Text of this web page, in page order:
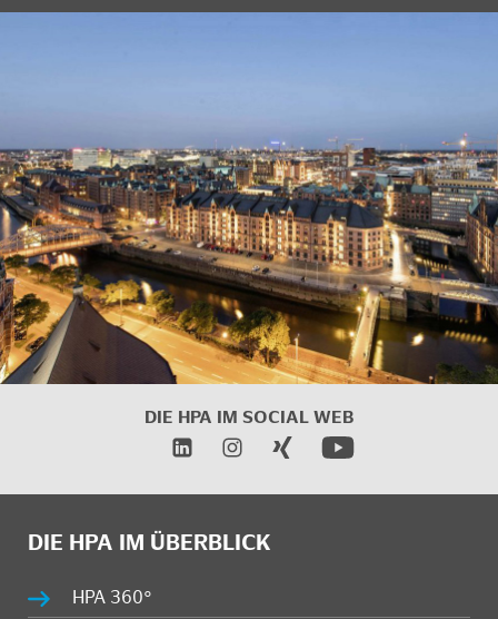
DIE HPA IM SOCIAL WEB
DIE HPA IM ÜBERBLICK
HPA 360°